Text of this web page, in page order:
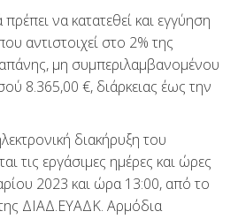
να κατατεθεί και εγγύηση
αντιστοιχεί στο 2% της
μη συμπεριλαμβανομένου
8.365,00 €, διάρκειας έως την
διακήρυξη του
τις εργάσιμες ημέρες και ώρες
2023 και ώρα 13:00, από το
ΔΙΑΔ.ΕΥΑΔΚ. Αρμόδια